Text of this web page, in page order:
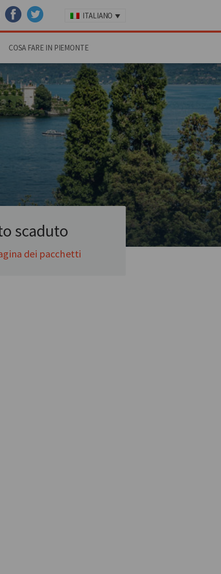
FACEBOOKTWITTER
ITALIANO
COSA FARE IN PIEMONTE
scaduto
dei pacchetti